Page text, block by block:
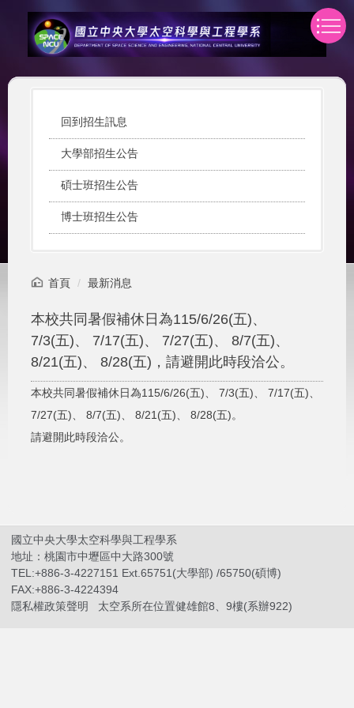
內
回到招生訊息
大學部招生公告
碩士班招生公告
博士班招生公告
首頁 最新消息
本校共同暑假補休日為115/6/26(五)、
7/3(五)、 7/17(五)、 7/27(五)、 8/7(五)、
8/21(五)、 8/28(五)，請避開此時段洽公。
本校共同暑假補休日為115/6/26(五)、 7/3(五)、 7/17(五)、
7/27(五)、 8/7(五)、 8/21(五)、 8/28(五)。
請避開此時段洽公。
國立中央大學太空科學與工程學系
地址：桃園市中壢區中大路300號
TEL:+886-3-4227151 Ext.65751(大學部) /65750(碩博)
FAX:+886-3-4224394
隱私權政策聲明
太空系所在位置健雄館8、9樓(系辦922)